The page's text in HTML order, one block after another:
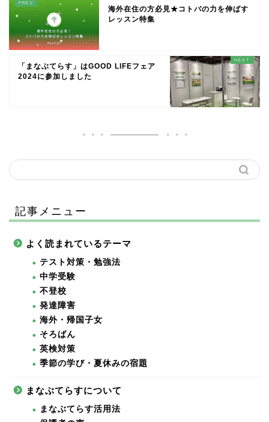
海外在住の方必見★コトバの力を伸ばす
レッスン特集
「まなぶてらす」はGOOD LIFEフェア
2024に参加しました
記事メニュー
よく読まれているテーマ
テスト対策・勉強法
中学受験
不登校
発達障害
海外・帰国子女
そろばん
英検対策
季節の学び・夏休みの宿題
まなぶてらすについて
まなぶてらす活用法